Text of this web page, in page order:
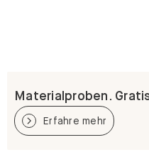
Materialproben.
Erfahre mehr